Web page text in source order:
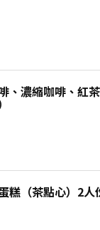
、濃縮咖啡、紅
糕（茶點心）2人